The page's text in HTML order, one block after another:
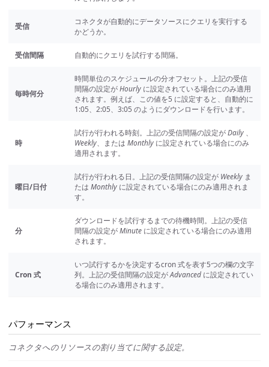
受信
コネクタが自動的にデータソースにクエリを実行する
かどうか。
受信間隔 自動的にクエリを試行する間隔。
毎時何分
時間単位のスケジュールの分オフセット。上記の受信
間隔の設定がHourly に設定されている場合にのみ適用
されます。例えば、この値を5 に設定すると、自動的に
1:05、2:05、3:05 のようにダウンロードを行います。
時
試行が行われる時刻。上記の受信間隔の設定がDaily 、
Weekly、または Monthly に設定されている場合にのみ
適用されます。
曜日/日付
試行が行われる日。上記の受信間隔の設定が Weekly ま
たは Monthly に設定されている場合にのみ適用されま
す。
分
ダウンロードを試行するまでの待機時間。上記の受信
間隔の設定がMinute に設定されている場合にのみ適用
されます。
Cron 式
いつ試行するかを決定するcron 式を表す5つの欄の文字
列。上記の受信間隔の設定がAdvanced に設定されてい
る場合にのみ適用されます。
パフォーマンス
コネクタへのリソースの割り当てに関する設定。